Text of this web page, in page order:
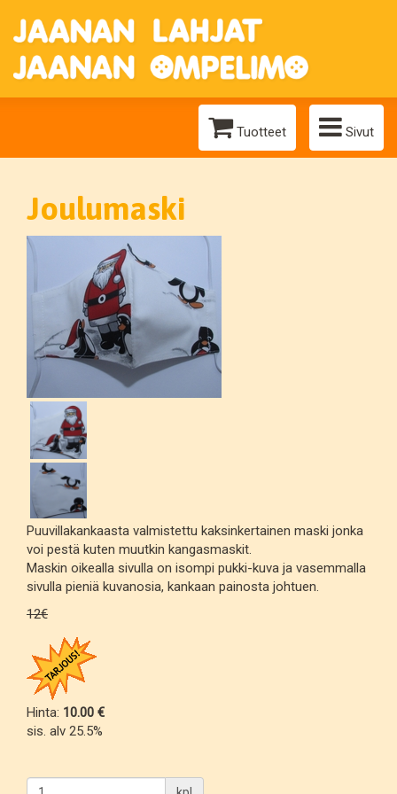
Sivut
Tuotteet
Joulumaski
Puuvillakankaasta valmistettu kaksinkertainen maski jonka
voi pestä kuten muutkin kangasmaskit.
Maskin oikealla sivulla on isompi pukki-kuva ja vasemmalla
sivulla pieniä kuvanosia, kankaan painosta johtuen.
12€
Hinta: 10.00 €
sis. alv 25.5%